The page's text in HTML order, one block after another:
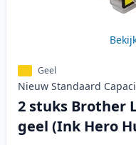
Geel
Nieuw Standaard
2 stuks Brother
geel (Ink Hero